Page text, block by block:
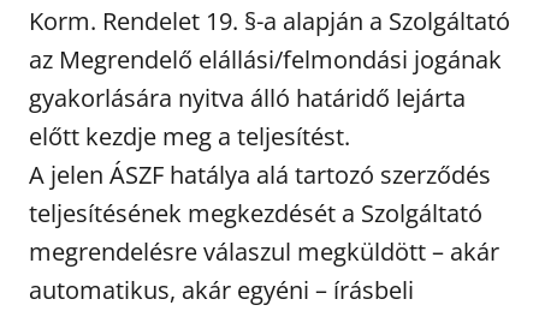
Korm. Rendelet 19. §-a alapján a Szolgáltató
az Megrendelő elállási/felmondási jogának
gyakorlására nyitva álló határidő lejárta
előtt kezdje meg a teljesítést.
A jelen ÁSZF hatálya alá tartozó szerződés
teljesítésének megkezdését a Szolgáltató
megrendelésre válaszul megküldött – akár
automatikus, akár egyéni – írásbeli